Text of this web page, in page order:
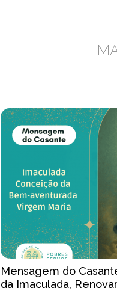
Mensagem do
da Imaculada,